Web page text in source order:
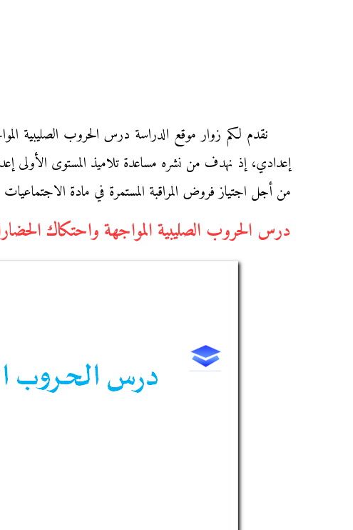
نقدم لكم زوار موقع الدراسة درس الحروب الصليبية
إعدادي، إذ نهدف من نشره مساعدة تلاميذ المستوى الأولى
من أجل اجتياز فروض المراقبة المستمرة في مادة
درس الحروب الصليبية المواجهة واحتكاك